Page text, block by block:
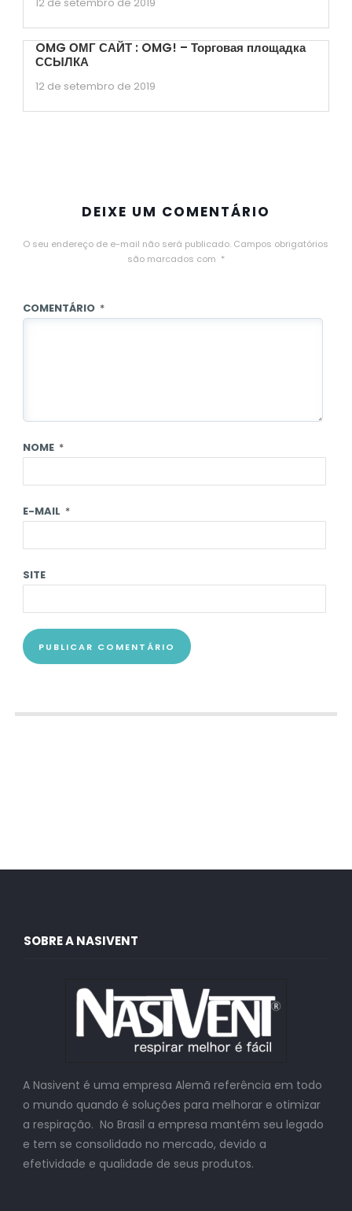
OMG ОМГ САЙТ : OMG! – Торговая площадка
ССЫЛКА
12 de setembro de 2019
DEIXE UM COMENTÁRIO
O seu endereço de e-mail não será publicado. Campos obrigatórios
são marcados com *
COMENTÁRIO *
NOME *
E-MAIL *
SITE
SOBRE A NASIVENT
A Nasivent é uma empresa Alemã referência em todo
o mundo quando é soluções para melhorar e otimizar
a respiração. No Brasil a empresa mantém seu legado
e tem se consolidado no mercado, devido a
efetividade e qualidade de seus produtos.